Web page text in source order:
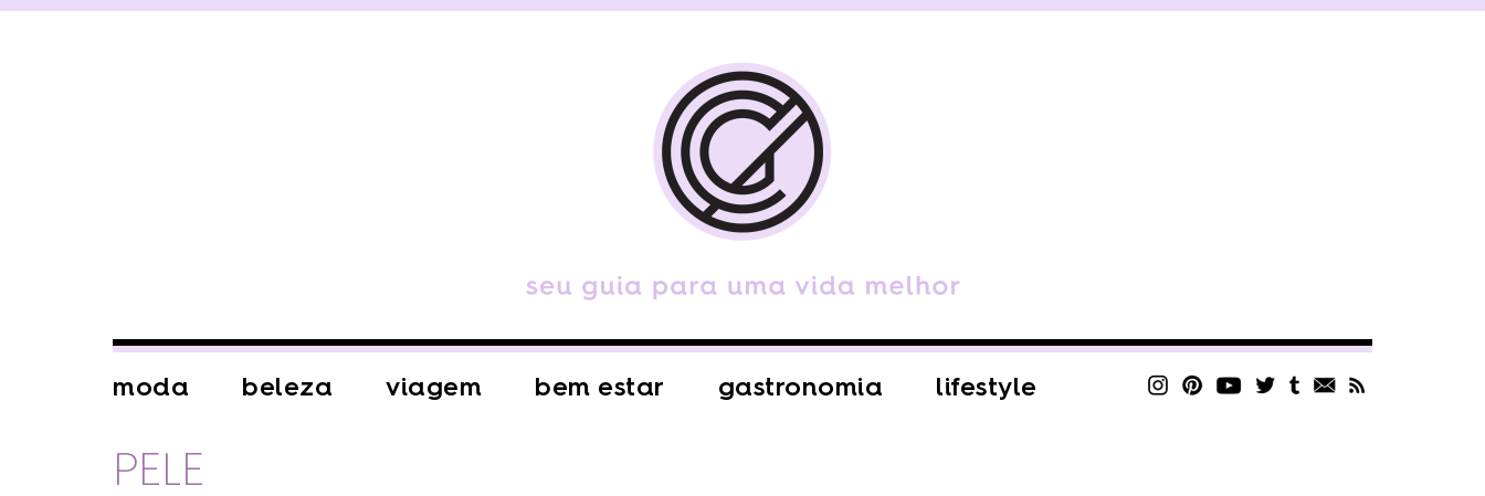
moda beleza viagem bem estar gastronomia lifestyle
PELE